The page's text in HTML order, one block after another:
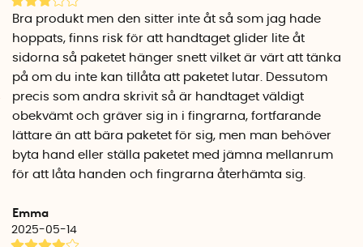
Bra produkt men den sitter inte åt så som jag hade
hoppats, finns risk för att handtaget glider lite åt
sidorna så paketet hänger snett vilket är värt att tänka
på om du inte kan tillåta att paketet lutar. Dessutom
precis som andra skrivit så är handtaget väldigt
obekvämt och gräver sig in i fingrarna, fortfarande
lättare än att bära paketet för sig, men man behöver
byta hand eller ställa paketet med jämna mellanrum
för att låta handen och fingrarna återhämta sig.
Emma
2025-05-14